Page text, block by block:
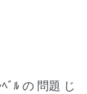
ﾞﾙ の 問題 じ